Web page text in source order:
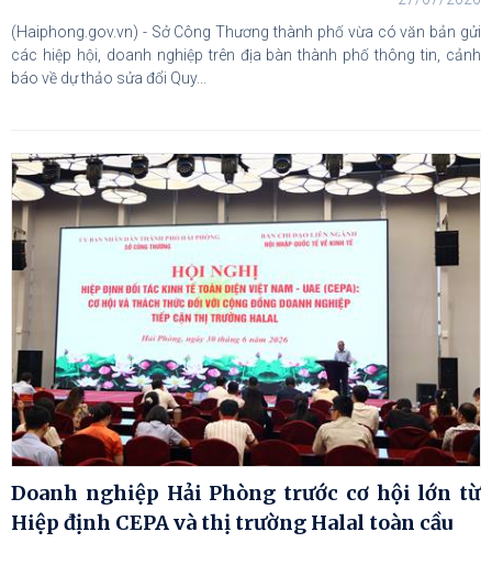
(Haiphong.gov.vn) - Sở Công Thương thành phố vừa có văn bản gửi
các hiệp hội, doanh nghiệp trên địa bàn thành phố thông tin, cảnh
báo về dự thảo sửa đổi Quy...
Doanh nghiệp Hải Phòng trước cơ hội lớn từ
Hiệp định CEPA và thị trường Halal toàn cầu